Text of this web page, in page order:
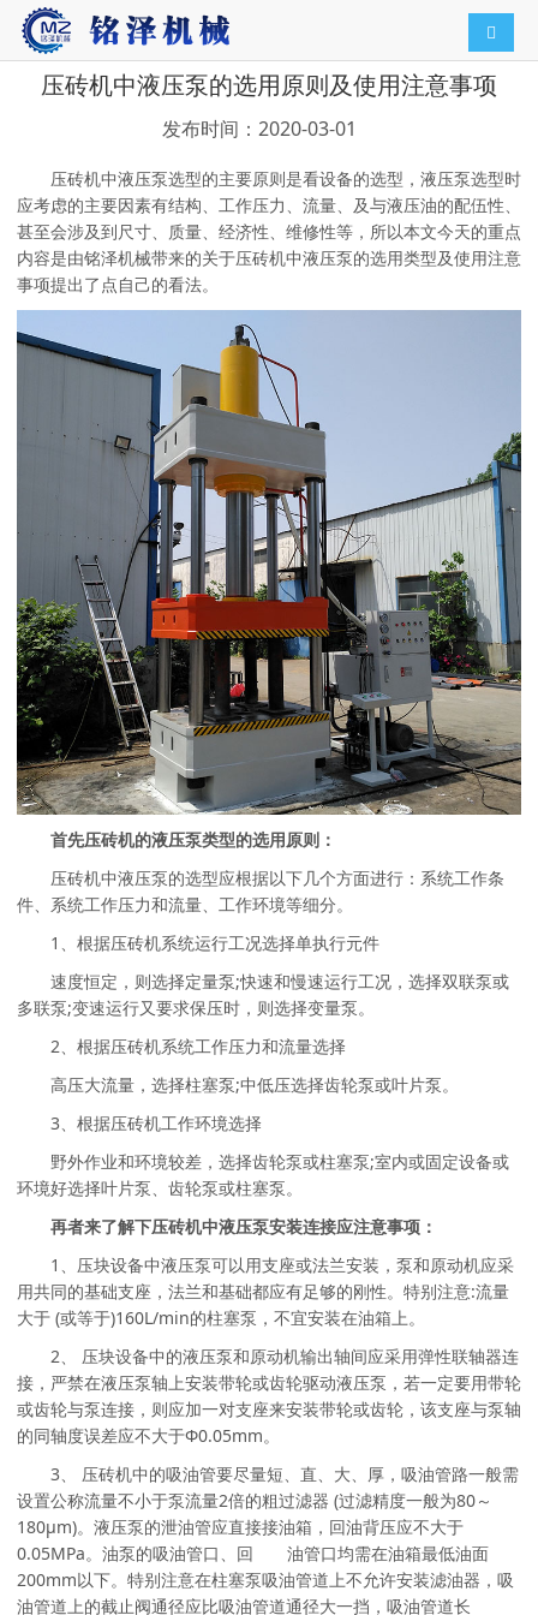
导航
压砖机中液压泵的选用原则及使用注意事项
发布时间：2020-03-01
压砖机中液压泵选型的主要原则是看设备的选型，液压泵选型时
应考虑的主要因素有结构、工作压力、流量、及与液压油的配伍性、
甚至会涉及到尺寸、质量、经济性、维修性等，所以本文今天的重点
内容是由铭泽机械带来的关于压砖机中液压泵的选用类型及使用注意
事项提出了点自己的看法。
首先压砖机的液压泵类型的选用原则：
压砖机中液压泵的选型应根据以下几个方面进行：系统工作条
件、系统工作压力和流量、工作环境等细分。
1、根据压砖机系统运行工况选择单执行元件
速度恒定，则选择定量泵;快速和慢速运行工况，选择双联泵或
多联泵;变速运行又要求保压时，则选择变量泵。
2、根据压砖机系统工作压力和流量选择
高压大流量，选择柱塞泵;中低压选择齿轮泵或叶片泵。
3、根据压砖机工作环境选择
野外作业和环境较差，选择齿轮泵或柱塞泵;室内或固定设备或
环境好选择叶片泵、齿轮泵或柱塞泵。
再者来了解下压砖机中液压泵安装连接应注意事项：
1、压块设备中液压泵可以用支座或法兰安装，泵和原动机应采
用共同的基础支座，法兰和基础都应有足够的刚性。特别注意:流量
大于 (或等于)160L/min的柱塞泵，不宜安装在油箱上。
2、 压块设备中的液压泵和原动机输出轴间应采用弹性联轴器连
接，严禁在液压泵轴上安装带轮或齿轮驱动液压泵，若一定要用带轮
或齿轮与泵连接，则应加一对支座来安装带轮或齿轮，该支座与泵轴
的同轴度误差应不大于Φ0.05mm。
3、 压砖机中的吸油管要尽量短、直、大、厚，吸油管路一般需
设置公称流量不小于泵流量2倍的粗过滤器 (过滤精度一般为80～
180μm)。液压泵的泄油管应直接接油箱，回油背压应不大于
0.05MPa。油泵的吸油管口、回 油管口均需在油箱最低油面
200mm以下。特别注意在柱塞泵吸油管道上不允许安装滤油器，吸
油管道上的截止阀通径应比吸油管道通径大一挡，吸油管道长